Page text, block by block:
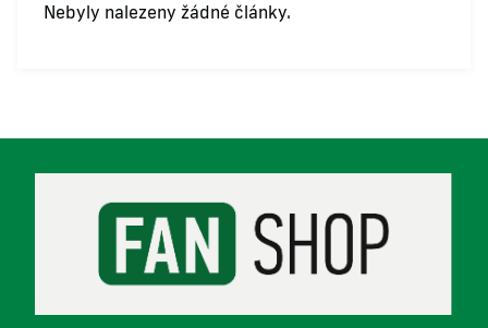
Nebyly nalezeny žádné články.